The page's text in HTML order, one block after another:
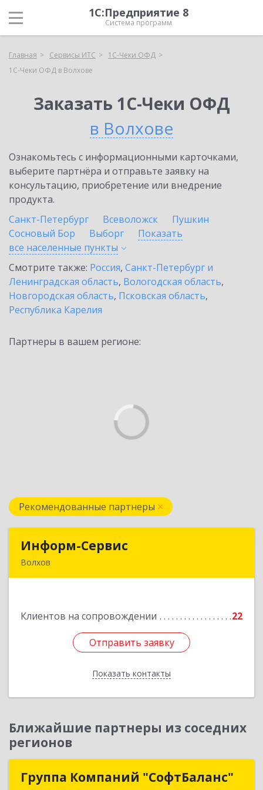
1С:Предприятие 8
Система программ
Главная Сервисы ИТС
1С-Чеки ОФД
1С-Чеки ОФД в Волхове
Заказать 1С-Чеки ОФД
в Волхове
Ознакомьтесь с информационными карточками,
выберите партнёра и отправьте заявку на
консультацию, приобретение или внедрение
продукта.
Санкт-Петербург
Всеволожск
Пушкин
Сосновый Бор
Выборг
Показать
все населенные пункты
Смотрите также: Россия, Санкт-Петербург и
Ленинградская область, Вологодская область,
Новгородская область, Псковская область,
Республика Карелия
Партнеры в вашем регионе:
Рекомендованные партнеры
Информ-Сервис
Волхов
Клиентов на сопровождении 22
Отправить заявку
Показать контакты
Подробнее
Отправить заявку
Назад
Ближайшие партнеры из соседних
регионов
Группа Компаний "СофтБаланс"
Группа Компаний "СофтБаланс"